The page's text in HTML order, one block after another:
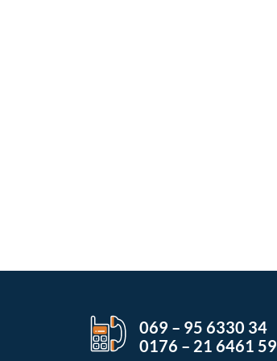
069 – 95 6330 34
0176 – 21 6461 59